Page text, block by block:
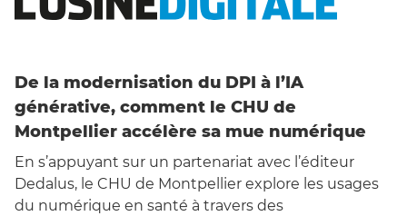
De la modernisation du DPI à l’IA
générative, comment le CHU de
Montpellier accélère sa mue numérique
En s’appuyant sur un partenariat avec l’éditeur
Dedalus, le CHU de Montpellier explore les usages
du numérique en santé à travers des